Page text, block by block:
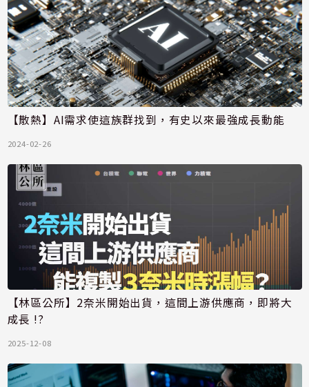
【散熱】AI需求使這族群找到，有史以來最強成長動能
2024-02-26
【林區公所】2奈米開始出貨，這間上游供應商，即將大
成長 !?
2025-12-08